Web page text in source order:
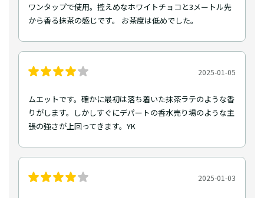
ワンタップで使用。控えめなホワイトチョコと3メートル先
から香る抹茶の感じです。 お茶度は低めでした。
2025-01-05
ムエットです。確かに最初は落ち着いた抹茶ラテのような香
りがします。しかしすぐにデパートの香水売り場のような主
張の強さが上回ってきます。YK
2025-01-03